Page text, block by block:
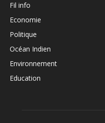
Fil info
Economie
Politique
Océan Indien
Environnement
Education